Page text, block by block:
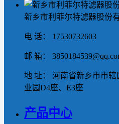
新乡市利菲尔特滤器股份
电 话： 17530732603
邮 箱：
地 址： 河南省新乡市市
业园D4座、E3座
产品中心